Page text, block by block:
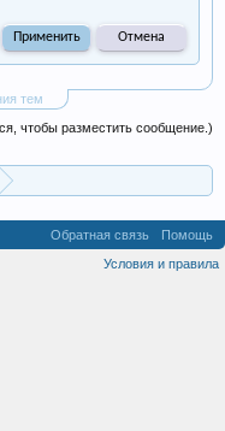
тем
чтобы разместить сообщение.)
Обратная связь
Помощь
Условия и правила